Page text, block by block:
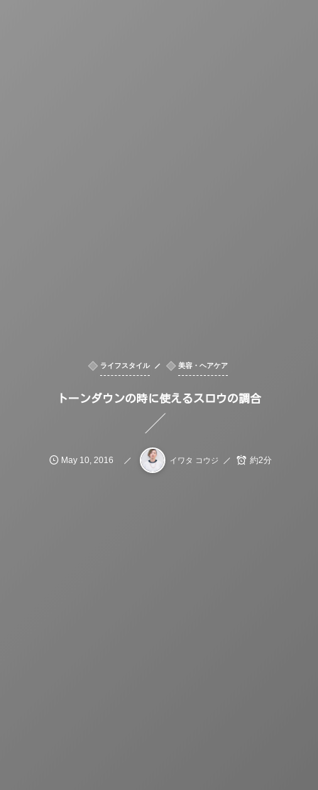
ライフスタイル 美容・ヘアケア
トーンダウンの時に使えるスロウの調合
May 10 2016 イワタ コウジ 約2分